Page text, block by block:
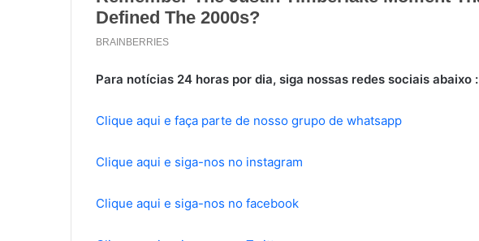
Para notícias 24 horas por dia, siga nossas redes sociais abaixo :
Clique aqui e faça parte de nosso grupo de whatsapp
Clique aqui e siga-nos no instagram
Clique aqui e siga-nos no facebook